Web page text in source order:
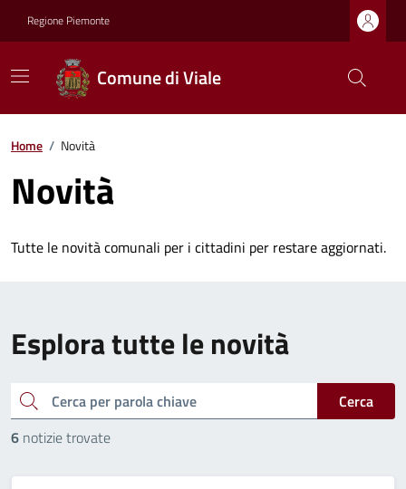
Regione Piemonte
Comune di Viale
Home / Novità
Novità
Tutte le novità comunali per i cittadini per restare aggiornati.
Esplora tutte le novità
cerca
Cerca
6 notizie trovate